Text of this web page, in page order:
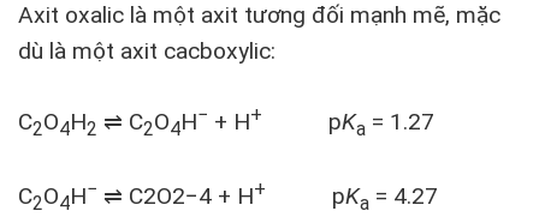
Axit oxalic là một axit tương đối mạnh mẽ, mặc
dù là một axit cacboxylic:
C2O4H2 ⇌ C2O4H− + H+ pKa = 1.27
C2O4H− ⇌ C2O2−4 + H+ pKa = 4.27